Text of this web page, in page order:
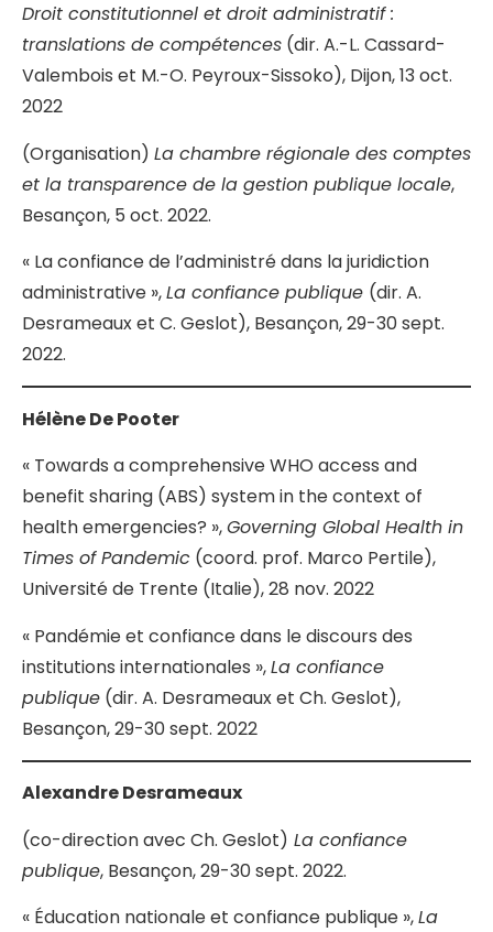
Droit constitutionnel et droit administratif :
translations de compétences (dir. A.-L. Cassard-
Valembois et M.-O. Peyroux-Sissoko), Dijon, 13 oct.
2022
(Organisation) La chambre régionale des comptes
et la transparence de la gestion publique locale,
Besançon, 5 oct. 2022.
« La confiance de l’administré dans la juridiction
administrative »,La confiance publique (dir. A.
Desrameaux et C. Geslot), Besançon, 29-30 sept.
2022.
Hélène De Pooter
« Towards a comprehensive WHO access and
benefit sharing (ABS) system in the context of
health emergencies? »,Governing Global Health in
Times of Pandemic (coord. prof. Marco Pertile),
Université de Trente (Italie), 28 nov. 2022
« Pandémie et confiance dans le discours des
institutions internationales »,La confiance
publique (dir. A. Desrameaux et Ch. Geslot),
Besançon, 29-30 sept. 2022
Alexandre Desrameaux
(co-direction avec Ch. Geslot) La confiance
publique, Besançon, 29-30 sept. 2022.
« Éducation nationale et confiance publique »,La